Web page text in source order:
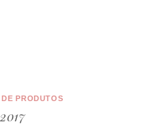
PRODUTOS